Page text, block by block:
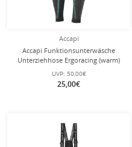
Accapi
Accapi Funktionsunterwäsche
Unterziehhose Ergoracing (warm)
anthrazitgrau/türkis Kinder
UVP: 50,00€
25,00€